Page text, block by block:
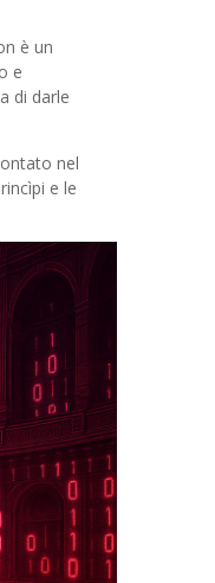
è un
e
di darle
nel
e le